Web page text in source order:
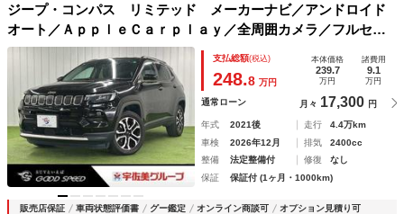
ジープ・コンパス リミテッド メーカーナビ／アンドロイド
オート／ＡｐｐｌｅＣａｒｐｌａｙ／全周囲カメラ／フルセグ
ＴＶ／黒革／シートヒーター／ステアリングヒーター／アダプ
ティブクルーズコントロール／電動リアゲート／ＬＥＤヘッド
ライト
支払総額(税込)
248.8 万円
本体価格
239.7
万円
諸費用
9.1
万円
通常ローン 月々 17,300 円
年式 2021後 走行
4.4万km
車検
2026年12月 排気
2400cc
整備
法定整備付 修復
なし
保証
保証付 (1ヶ月・1000km)
販売店保証 車両状態評価書 グー鑑定 オンライン商談可
オプション見積り可